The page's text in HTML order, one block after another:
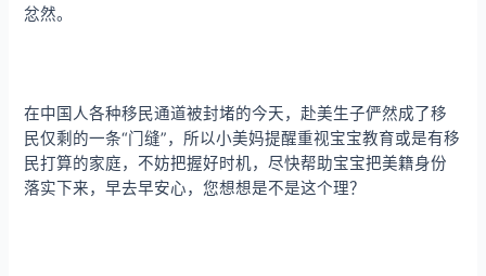
忿然。
在中国人各种移民通道被封堵的今天，赴美生子俨然成了移
民仅剩的一条“门缝”，所以小美妈提醒重视宝宝教育或是有移
民打算的家庭，不妨把握好时机，尽快帮助宝宝把美籍身份
落实下来，早去早安心，您想想是不是这个理？